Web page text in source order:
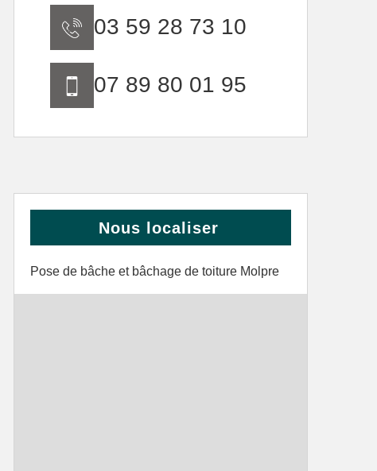
03 59 28 73 10
07 89 80 01 95
Nous localiser
Pose de bâche et bâchage de toiture Molpre